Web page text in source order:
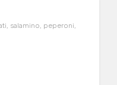
salamino, peperoni,